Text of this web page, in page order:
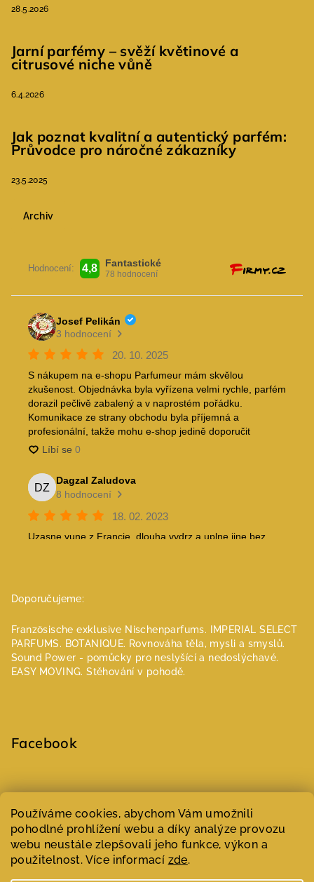
Používáme cookies, abychom Vám umožnili
pohodlné prohlížení webu a díky analýze provozu
webu neustále zlepšovali jeho funkce, výkon a
použitelnost. Více informací zde.
28.5.2026
Jarní parfémy – svěží květinové a
citrusové niche vůně
6.4.2026
Jak poznat kvalitní a autentický parfém:
Průvodce pro náročné zákazníky
23.5.2025
Archiv
Doporučujeme:
Französische exklusive Nischenparfums.
IMPERIAL SELECT
PARFUMS. BOTANIQUE. Rovnováha těla, mysli a smyslů.
Sound Power - pomůcky pro neslyšící a nedoslýchavé.
EASY MOVING. Stěhování v pohodě.
Facebook
Copyright 2026Parfumeur | Niche parfémy . Všechna práva
vyhrazena.Upravit nastavení cookies